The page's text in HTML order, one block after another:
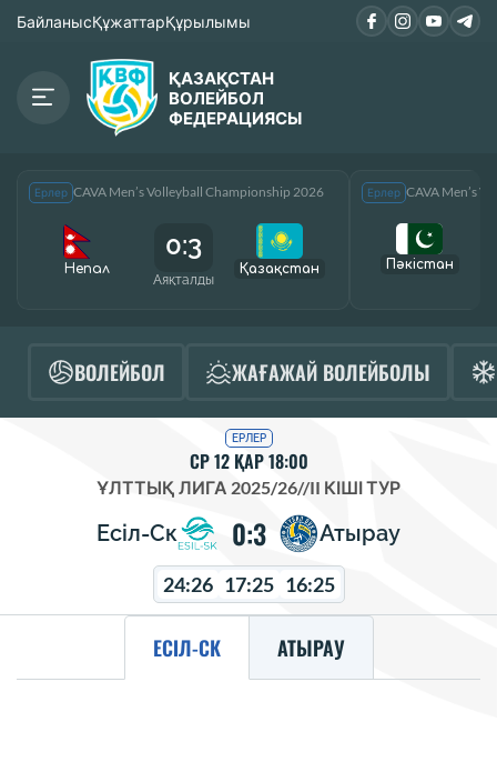
БайланысҚұжаттарҚұрылымы
ҚАЗАҚСТАН
ВОЛЕЙБОЛ
ФЕДЕРАЦИЯСЫ
Ерлер CAVA Men’s Volleyball Championship 2026
Непал
0:3
Аяқталды
Қазақcтан
Ерлер CAVA Men’s
Пәкістан
ВОЛЕЙБОЛ ЖАҒАЖАЙ ВОЛЕЙБОЛЫ
ЕРЛЕР
СР 12 ҚАР 18:00
ҰЛТТЫҚ ЛИГА 2025/26//II КІШІ ТУР
Есіл-Ск 0:3 Атырау
24:26 17:25 16:25
ЕСІЛ-СК АТЫРАУ